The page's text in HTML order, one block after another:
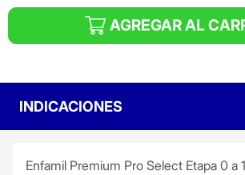
AGREGAR AL
INDICACIONES
Enfamil Premium Pro Select Etapa 0 a